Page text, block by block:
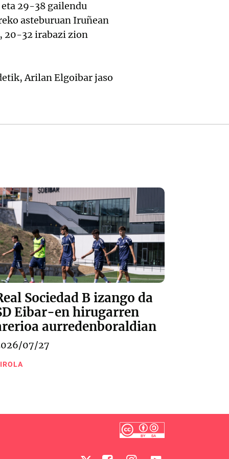
29-38 gailendu
asteburuan Iruñean
20-32 irabazi zion
Arilan Elgoibar jaso
Sociedad B izango da
Eibar-en hirugarren
aurredenboraldian
07/27